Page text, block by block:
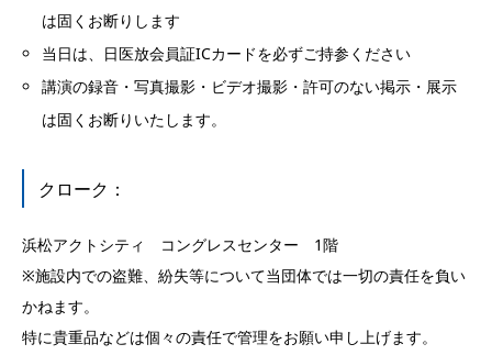
は固くお断りします
当日は、日医放会員証ICカードを必ずご持参ください
講演の録音・写真撮影・ビデオ撮影・許可のない掲示・展示
は固くお断りいたします。
クローク：
浜松アクトシティ コングレスセンター 1階
※施設内での盗難、紛失等について当団体では一切の責任を負い
かねます。
特に貴重品などは個々の責任で管理をお願い申し上げます。